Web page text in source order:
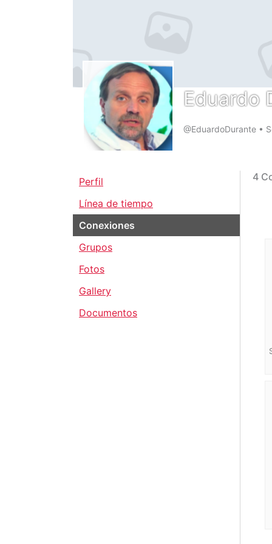
Eduardo
@EduardoDurante •
Perfil
Línea de tiempo
Conexiones
Grupos
Fotos
Gallery
Documentos
4